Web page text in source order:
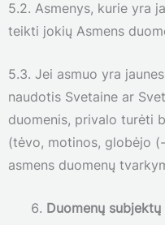
5.2. Asmenys, kurie yra
teikti jokių Asmens
5.3. Jei asmuo yra
naudotis Svetaine ar
duomenis, privalo turėti
(tėvo, motinos, globėjo
asmens duomenų
Duomenų subjektų